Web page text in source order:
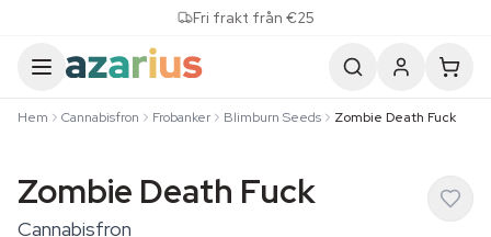
Fri frakt från €25
Hem Cannabisfron Frobanker Blimburn Seeds Zombie Death Fuck
Zombie Death Fuck
Cannabisfron